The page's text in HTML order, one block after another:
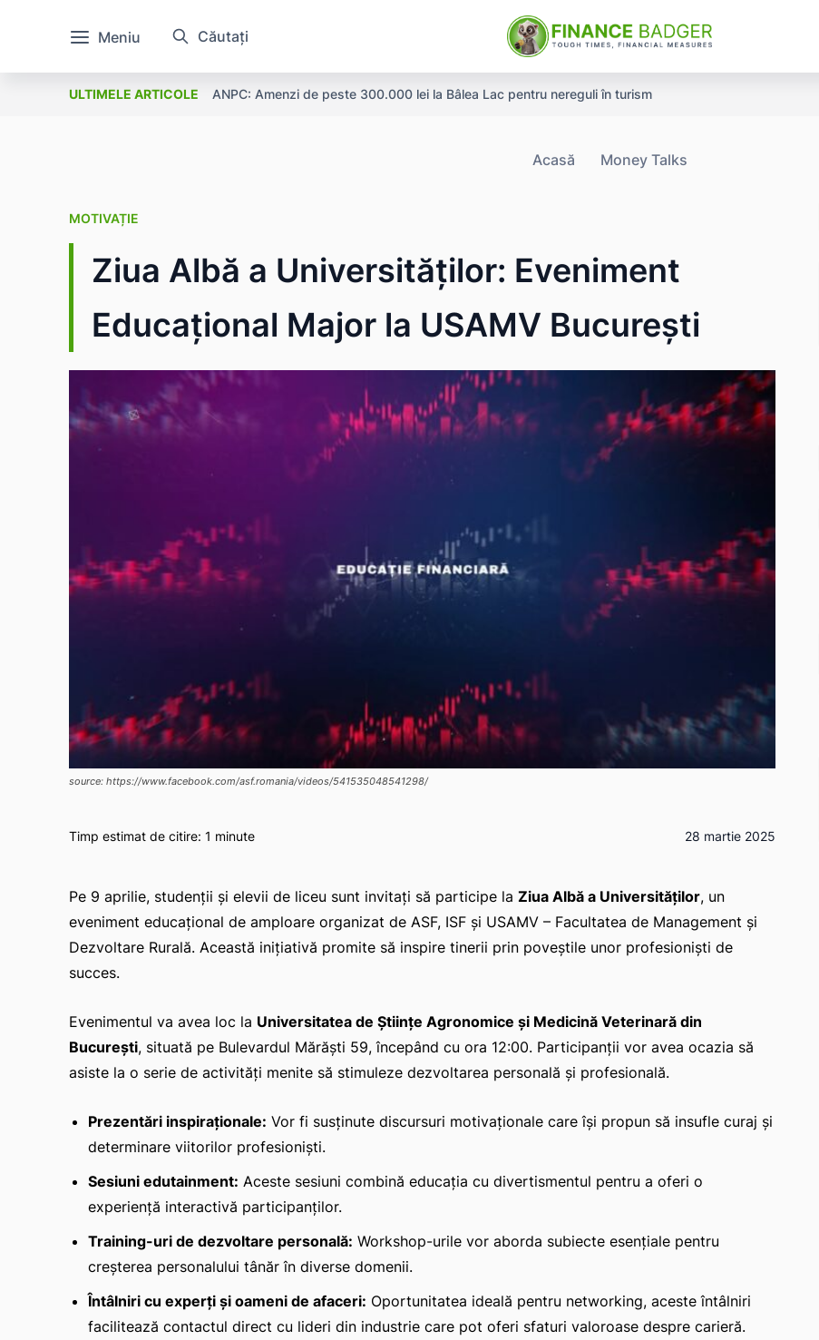
Meniu Căutați
ULTIMELE ARTICOLE ANPC: Amenzi de peste 300.000 lei la Bâlea Lac pentru nereguli în turism
Acasă Money Talks
MOTIVAȚIE
Ziua Albă a Universităților: Eveniment
Educațional Major la USAMV București
source: https://www.facebook.com/asf.romania/videos/541535048541298/
Timp estimat de citire: 1 minute 28 martie 2025
Pe 9 aprilie, studenții și elevii de liceu sunt invitați să participe la Ziua Albă a Universităților, un
eveniment educațional de amploare organizat de ASF, ISF și USAMV – Facultatea de Management și
Dezvoltare Rurală. Această inițiativă promite să inspire tinerii prin poveștile unor profesioniști de
succes.
Evenimentul va avea loc la Universitatea de Științe Agronomice și Medicină Veterinară din
București, situată pe Bulevardul Mărăști 59, începând cu ora 12:00. Participanții vor avea ocazia să
asiste la o serie de activități menite să stimuleze dezvoltarea personală și profesională.
Prezentări inspiraționale: Vor fi susținute discursuri motivaționale care își propun să insufle curaj și
determinare viitorilor profesioniști.
Sesiuni edutainment: Aceste sesiuni combină educația cu divertismentul pentru a oferi o
experiență interactivă participanților.
Training-uri de dezvoltare personală: Workshop-urile vor aborda subiecte esențiale pentru
creșterea personalului tânăr în diverse domenii.
Întâlniri cu experți și oameni de afaceri: Oportunitatea ideală pentru networking, aceste întâlniri
facilitează contactul direct cu lideri din industrie care pot oferi sfaturi valoroase despre carieră.